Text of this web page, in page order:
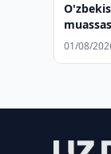
tizimini
01/08/